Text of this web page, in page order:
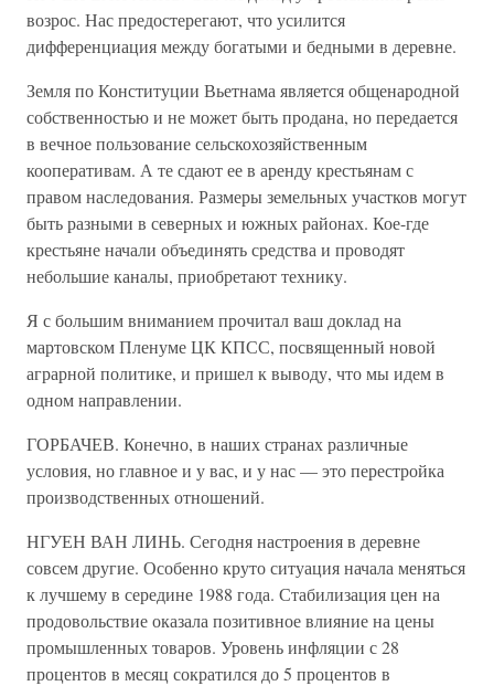
возрос. Нас предостерегают, что усилится
дифференциация между богатыми и бедными в деревне.
Земля по Конституции Вьетнама является общенародной
собственностью и не может быть продана, но передается
в вечное пользование сельскохозяйственным
кооперативам. А те сдают ее в аренду крестьянам с
правом наследования. Размеры земельных участков могут
быть разными в северных и южных районах. Кое-где
крестьяне начали объединять средства и проводят
небольшие каналы, приобретают технику.
Я с большим вниманием прочитал ваш доклад на
мартовском Пленуме ЦК КПСС, посвященный новой
аграрной политике, и пришел к выводу, что мы идем в
одном направлении.
ГОРБАЧЕВ. Конечно, в наших странах различные
условия, но главное и у вас, и у нас — это перестройка
производственных отношений.
НГУЕН ВАН ЛИНЬ. Сегодня настроения в деревне
совсем другие. Особенно круто ситуация начала меняться
к лучшему в середине 1988 года. Стабилизация цен на
продовольствие оказала позитивное влияние на цены
промышленных товаров. Уровень инфляции с 28
процентов в месяц сократился до 5 процентов в